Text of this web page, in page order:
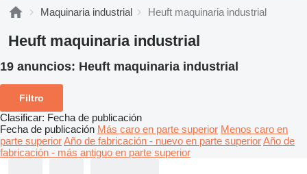
Maquinaria industrial Heuft maquinaria industrial
Heuft maquinaria industrial
19 anuncios: Heuft maquinaria industrial
Filtro
Clasificar: Fecha de publicación
Fecha de publicación Más caro en parte superior Menos caro en
parte superiorAño de fabricación - nuevo en parte superiorAño de
fabricación - más antiguo en parte superior